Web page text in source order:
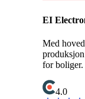
EI
Med
for
4.0